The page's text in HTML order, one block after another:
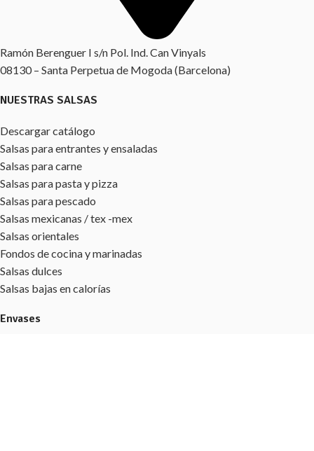
Ramón Berenguer I s/n Pol. Ind. Can Vinyals
08130 – Santa Perpetua de Mogoda (Barcelona)
NUESTRAS SALSAS
Descargar catálogo
Salsas para entrantes y ensaladas
Salsas para carne
Salsas para pasta y pizza
Salsas para pescado
Salsas mexicanas / tex -mex
Salsas orientales
Fondos de cocina y marinadas
Salsas dulces
Salsas bajas en calorías
Envases